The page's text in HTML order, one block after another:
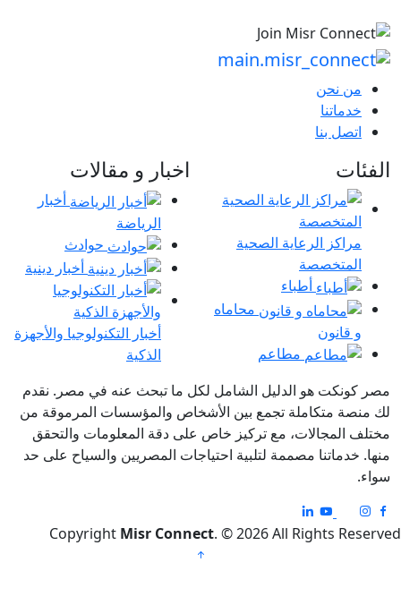
من نحن
خدماتنا
اتصل بنا
مراكز الرعاية الصحية
المتخصصة
أطباء
محاماه
و قانون
مطاعم
اخبار و مقالات
أخبار
الرياضة
حوادث
أخبار دينية
أخبار التكنولوجيا والأجهزة
هو الدليل الشامل لكل ما تبحث عنه في مصر. نقدم
متكاملة تجمع بين الأشخاص والمؤسسات المرموقة من
المجالات، مع تركيز خاص على دقة المعلومات والتحقق
خدماتنا مصممة لتلبية احتياجات المصريين والسياح على حد
CopyrightMisr Connect. © 2026 All Rights